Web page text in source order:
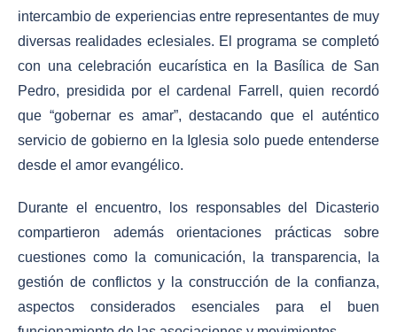
intercambio de experiencias entre representantes de muy
diversas realidades eclesiales. El programa se completó
con una celebración eucarística en la Basílica de San
Pedro, presidida por el cardenal Farrell, quien recordó
que “gobernar es amar”, destacando que el auténtico
servicio de gobierno en la Iglesia solo puede entenderse
desde el amor evangélico.
Durante el encuentro, los responsables del Dicasterio
compartieron además orientaciones prácticas sobre
cuestiones como la comunicación, la transparencia, la
gestión de conflictos y la construcción de la confianza,
aspectos considerados esenciales para el buen